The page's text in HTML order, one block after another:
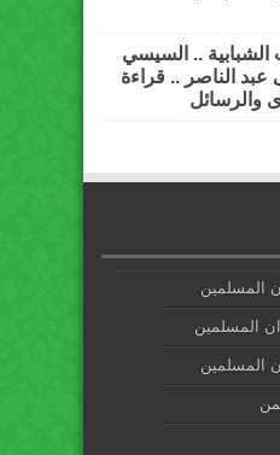
الشبابية .. السيسي
الناصر .. قراءة
والرسائل
المسلمين
المسلمين
المسلمين